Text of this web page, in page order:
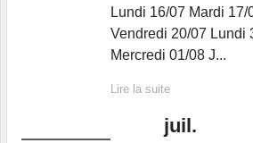
Lundi 16/07 Mardi 17/
Vendredi 20/07 Lundi
Mercredi 01/08 J...
Lire la suite
juil.